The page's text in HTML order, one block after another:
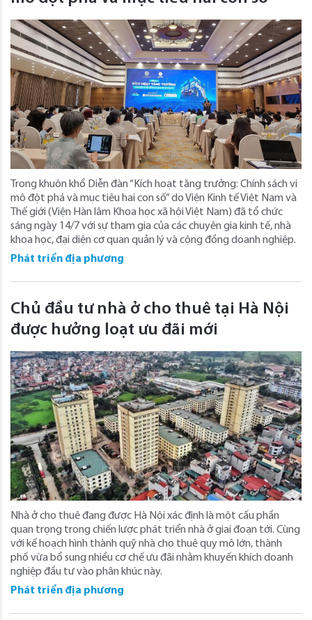
Trong khuôn khổ Diễn đàn “Kích hoạt tăng trưởng: Chính sách vi
mô đột phá và mục tiêu hai con số” do Viện Kinh tế Việt Nam và
Thế giới (Viện Hàn lâm Khoa học xã hội Việt Nam) đã tổ chức
sáng ngày 14/7 với sự tham gia của các chuyên gia kinh tế, nhà
khoa học, đại diện cơ quan quản lý và cộng đồng doanh nghiệp.
Phát triển địa phương
Chủ đầu tư nhà ở cho thuê tại Hà Nội
được hưởng loạt ưu đãi mới
Nhà ở cho thuê đang được Hà Nội xác định là một cấu phần
quan trọng trong chiến lược phát triển nhà ở giai đoạn tới. Cùng
với kế hoạch hình thành quỹ nhà cho thuê quy mô lớn, thành
phố vừa bổ sung nhiều cơ chế ưu đãi nhằm khuyến khích doanh
nghiệp đầu tư vào phân khúc này.
Phát triển địa phương